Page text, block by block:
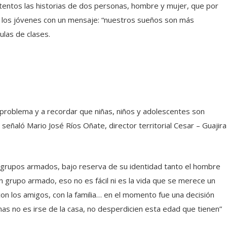
las historias de dos personas, hombre y mujer, que por
jóvenes con un mensaje: “nuestros sueños son más
de clases.
y a recordar que niñas, niños y adolescentes son
Mario José Ríos Oñate, director territorial Cesar – Guajira
armados, bajo reserva de su identidad tanto el hombre
armado, eso no es fácil ni es la vida que se merece un
los amigos, con la familia… en el momento fue una decisión
no es irse de la casa, no desperdicien esta edad que tienen”